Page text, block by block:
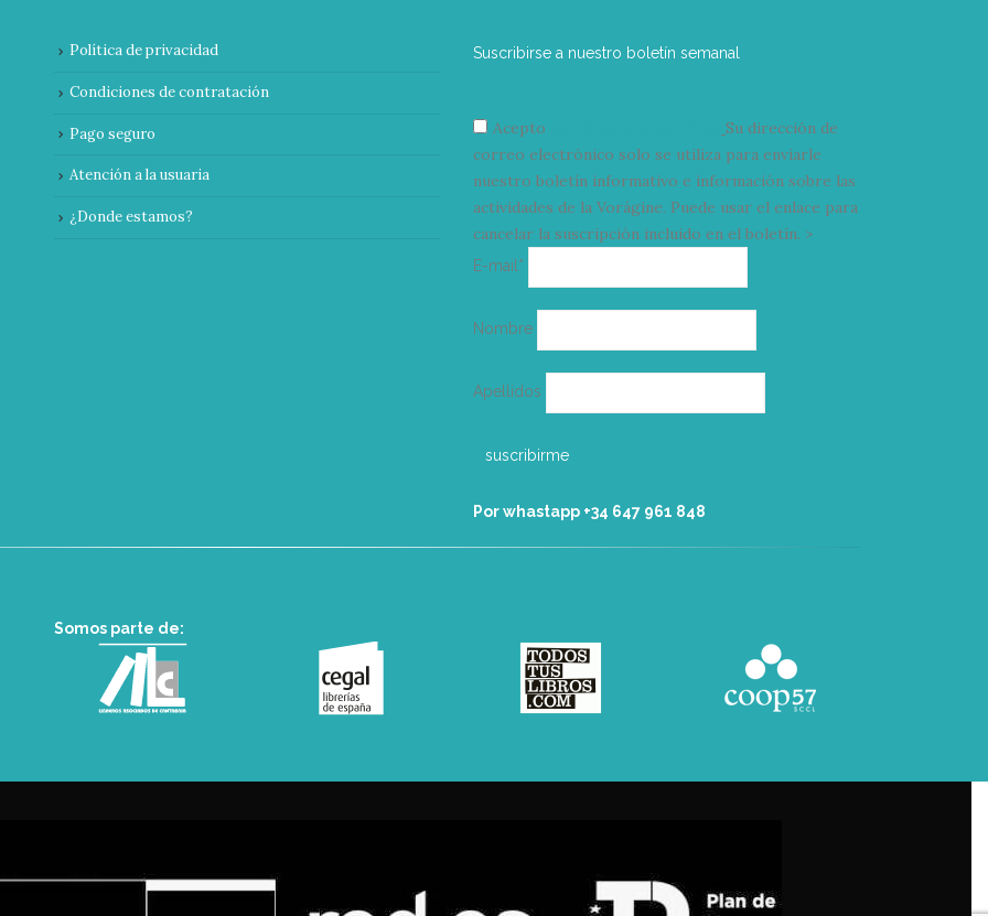
Política de privacidad
Condiciones de contratación
Pago seguro
Atención a la usuaria
¿Donde estamos?
Suscribirse a nuestro boletín semanal
Acepto
Su dirección de
correo electrónico solo se utiliza para enviarle
nuestro boletín informativo e información sobre las
actividades de la Vorágine. Puede usar el enlace para
cancelar la suscripción incluido en el boletín. >
E-mail*
electrónico
Nombre
Apellidos
Por whastapp +34 ‭647 961 848‬
Somos parte de: